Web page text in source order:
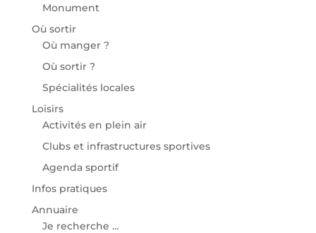
Monument
Où sortir
Où manger ?
Où sortir ?
Spécialités locales
Loisirs
Activités en plein air
Clubs et infrastructures sportives
Agenda sportif
Infos pratiques
Annuaire
Je recherche …